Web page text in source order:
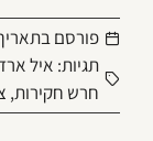
פורסם
תגיות: איל
חרש חקירות,